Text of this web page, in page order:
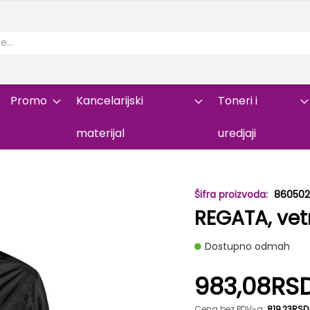
Promo Kancelarijski
materijal
Toneri i
uredjaji
REGATA,
Dostupno odmah